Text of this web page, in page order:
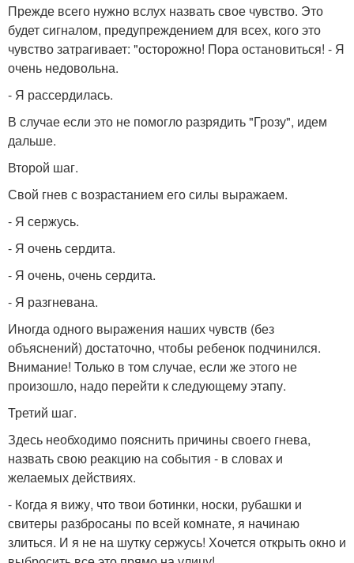
Прежде всего нужно вслух назвать свое чувство. Это
будет сигналом, предупреждением для всех, кого это
чувство затрагивает: "осторожно! Пора остановиться! - Я
очень недовольна.
- Я рассердилась.
В случае если это не помогло разрядить "Грозу", идем
дальше.
Второй шаг.
Свой гнев с возрастанием его силы выражаем.
- Я сержусь.
- Я очень сердита.
- Я очень, очень сердита.
- Я разгневана.
Иногда одного выражения наших чувств (без
объяснений) достаточно, чтобы ребенок подчинился.
Внимание! Только в том случае, если же этого не
произошло, надо перейти к следующему этапу.
Третий шаг.
Здесь необходимо пояснить причины своего гнева,
назвать свою реакцию на события - в словах и
желаемых действиях.
- Когда я вижу, что твои ботинки, носки, рубашки и
свитеры разбросаны по всей комнате, я начинаю
злиться. И я не на шутку сержусь! Хочется открыть окно и